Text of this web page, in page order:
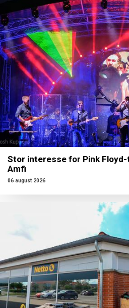
Stor interesse for Pink
Amfi
06 august 2026